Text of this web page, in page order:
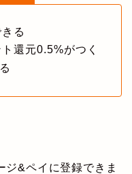
る
還元0.5%がつく
&ペイに登録できま